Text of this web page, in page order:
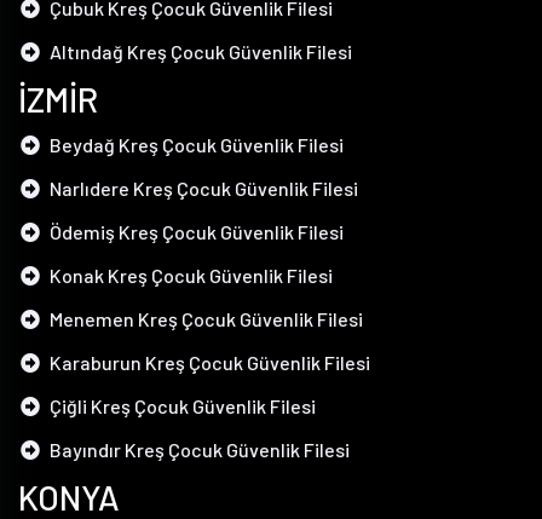
Çubuk Kreş Çocuk Güvenlik Filesi
Altındağ Kreş Çocuk Güvenlik Filesi
İZMİR
Beydağ Kreş Çocuk Güvenlik Filesi
Narlıdere Kreş Çocuk Güvenlik Filesi
Ödemiş Kreş Çocuk Güvenlik Filesi
Konak Kreş Çocuk Güvenlik Filesi
Menemen Kreş Çocuk Güvenlik Filesi
Karaburun Kreş Çocuk Güvenlik Filesi
Çiğli Kreş Çocuk Güvenlik Filesi
Bayındır Kreş Çocuk Güvenlik Filesi
KONYA